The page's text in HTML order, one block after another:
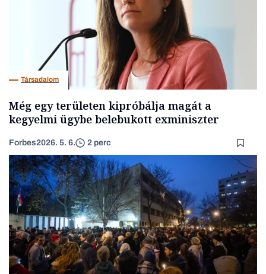
Társadalom
Még egy területen kipróbálja magát a
kegyelmi ügybe belebukott exminiszter
Forbes2026. 5. 6. 2 perc